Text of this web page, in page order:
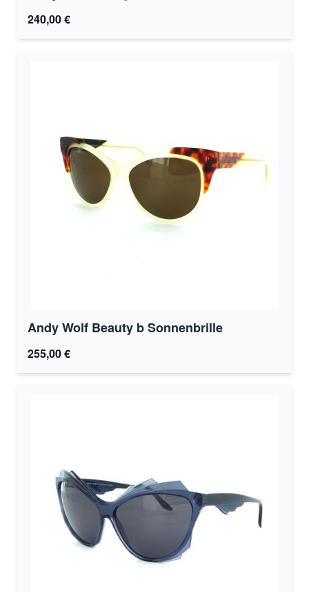
240,00 €
Andy Wolf Beauty b Sonnenbrille
255,00 €